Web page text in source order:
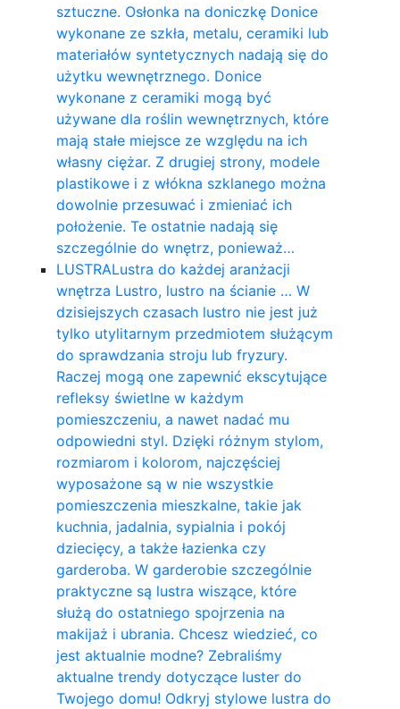
sztuczne. Osłonka na doniczkę Donice
wykonane ze szkła, metalu, ceramiki lub
materiałów syntetycznych nadają się do
użytku wewnętrznego. Donice
wykonane z ceramiki mogą być
używane dla roślin wewnętrznych, które
mają stałe miejsce ze względu na ich
własny ciężar. Z drugiej strony, modele
plastikowe i z włókna szklanego można
dowolnie przesuwać i zmieniać ich
położenie. Te ostatnie nadają się
szczególnie do wnętrz, ponieważ…
LUSTRALustra do każdej aranżacji
wnętrza Lustro, lustro na ścianie … W
dzisiejszych czasach lustro nie jest już
tylko utylitarnym przedmiotem służącym
do sprawdzania stroju lub fryzury.
Raczej mogą one zapewnić ekscytujące
refleksy świetlne w każdym
pomieszczeniu, a nawet nadać mu
odpowiedni styl. Dzięki różnym stylom,
rozmiarom i kolorom, najczęściej
wyposażone są w nie wszystkie
pomieszczenia mieszkalne, takie jak
kuchnia, jadalnia, sypialnia i pokój
dziecięcy, a także łazienka czy
garderoba. W garderobie szczególnie
praktyczne są lustra wiszące, które
służą do ostatniego spojrzenia na
makijaż i ubrania. Chcesz wiedzieć, co
jest aktualnie modne? Zebraliśmy
aktualne trendy dotyczące luster do
Twojego domu! Odkryj stylowe lustra do